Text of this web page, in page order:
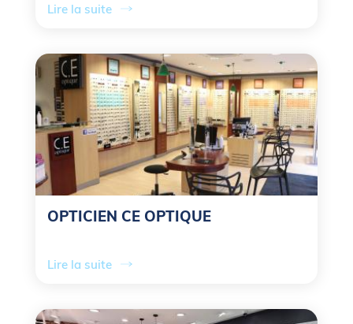
Lire la suite
OPTICIEN CE OPTIQUE
Lire la suite